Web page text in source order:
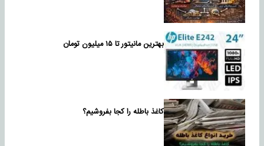
بهترین مانیتور تا ۱۵ میلیون تومان
کاغذ باطله را کجا بفروشیم؟